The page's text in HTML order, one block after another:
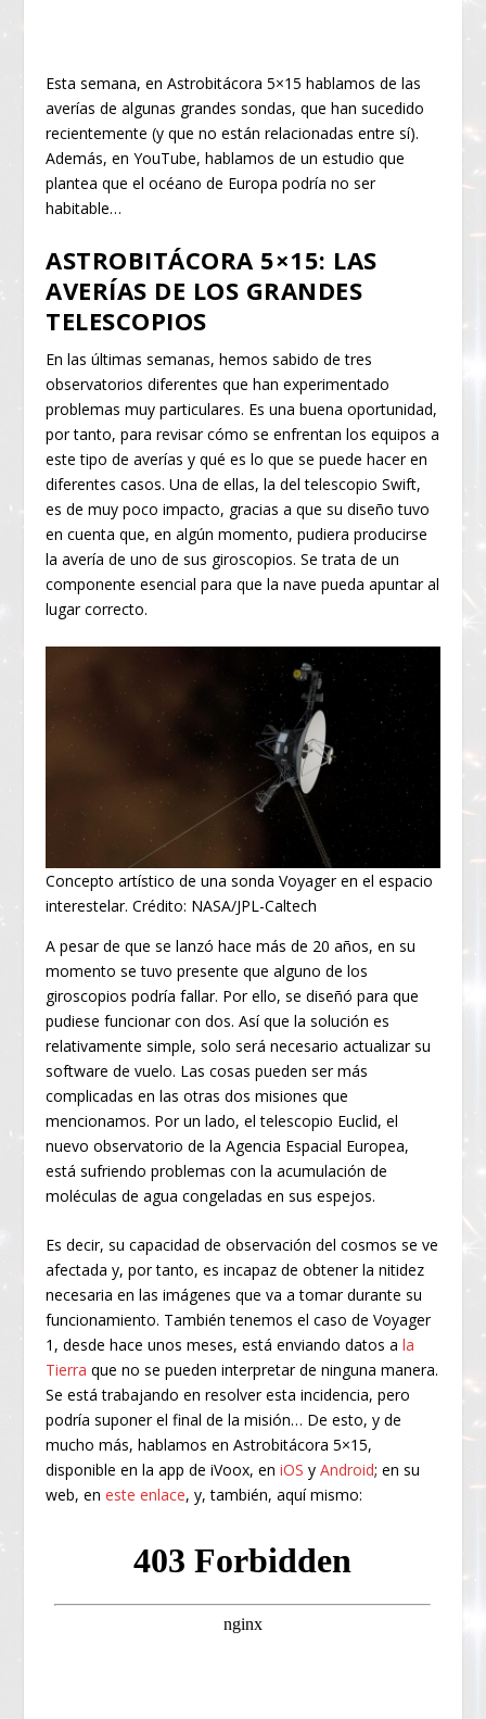
Esta semana, en Astrobitácora 5×15 hablamos de las
averías de algunas grandes sondas, que han sucedido
recientemente (y que no están relacionadas entre sí).
Además, en YouTube, hablamos de un estudio que
plantea que el océano de Europa podría no ser
habitable…
ASTROBITÁCORA 5×15: LAS
AVERÍAS DE LOS GRANDES
TELESCOPIOS
En las últimas semanas, hemos sabido de tres
observatorios diferentes que han experimentado
problemas muy particulares. Es una buena oportunidad,
por tanto, para revisar cómo se enfrentan los equipos a
este tipo de averías y qué es lo que se puede hacer en
diferentes casos. Una de ellas, la del telescopio Swift,
es de muy poco impacto, gracias a que su diseño tuvo
en cuenta que, en algún momento, pudiera producirse
la avería de uno de sus giroscopios. Se trata de un
componente esencial para que la nave pueda apuntar al
lugar correcto.
Concepto artístico de una sonda Voyager en el espacio
interestelar. Crédito: NASA/JPL-Caltech
A pesar de que se lanzó hace más de 20 años, en su
momento se tuvo presente que alguno de los
giroscopios podría fallar. Por ello, se diseñó para que
pudiese funcionar con dos. Así que la solución es
relativamente simple, solo será necesario actualizar su
software de vuelo. Las cosas pueden ser más
complicadas en las otras dos misiones que
mencionamos. Por un lado, el telescopio Euclid, el
nuevo observatorio de la Agencia Espacial Europea,
está sufriendo problemas con la acumulación de
moléculas de agua congeladas en sus espejos.
Es decir, su capacidad de observación del cosmos se ve
afectada y, por tanto, es incapaz de obtener la nitidez
necesaria en las imágenes que va a tomar durante su
funcionamiento. También tenemos el caso de Voyager
1, desde hace unos meses, está enviando datos ala
Tierra que no se pueden interpretar de ninguna manera.
Se está trabajando en resolver esta incidencia, pero
podría suponer el final de la misión… De esto, y de
mucho más, hablamos en Astrobitácora 5×15,
disponible en la app de iVoox, eniOS yAndroid; en su
web, eneste enlace, y, también, aquí mismo: